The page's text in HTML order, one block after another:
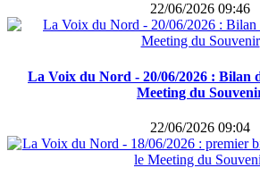
22/06/2026 09:46
La Voix du Nord - 20/06/2026 : Bilan
Meeting du
22/06/2026 09:04